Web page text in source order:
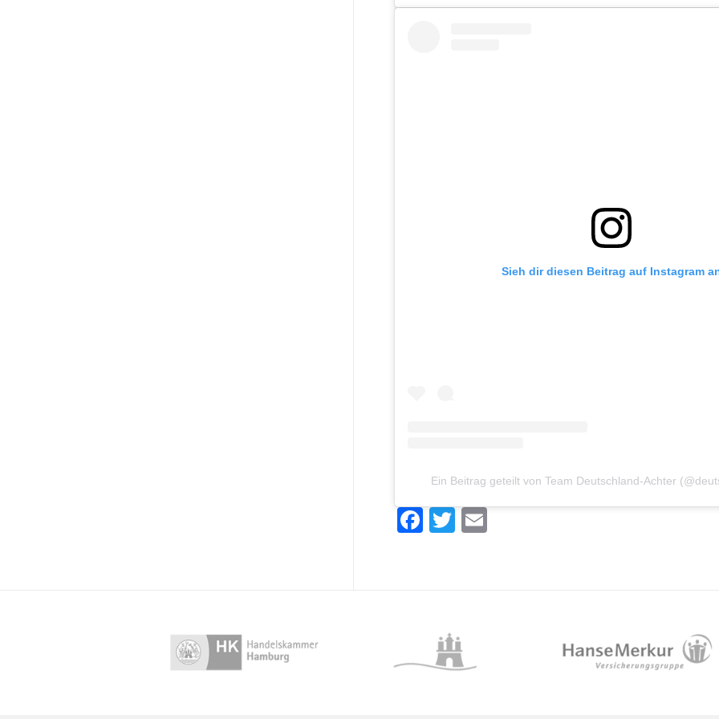
Sieh dir diesen Beitrag auf Instagram
Ein Beitrag geteilt von Team Deutschland-Achter
Facebook
Twitter